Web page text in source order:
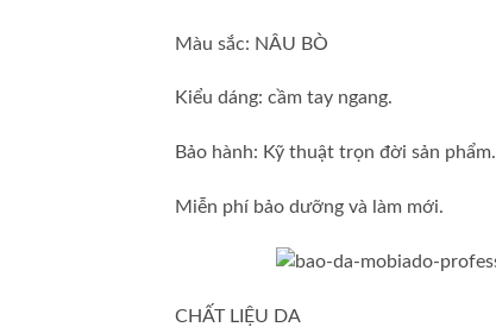
Màu sắc: NÂU BÒ
Kiểu dáng: cầm tay ngang.
Bảo hành: Kỹ thuật trọn đời sản phẩm.
Miễn phí bảo dưỡng và làm mới.
CHẤT LIỆU DA